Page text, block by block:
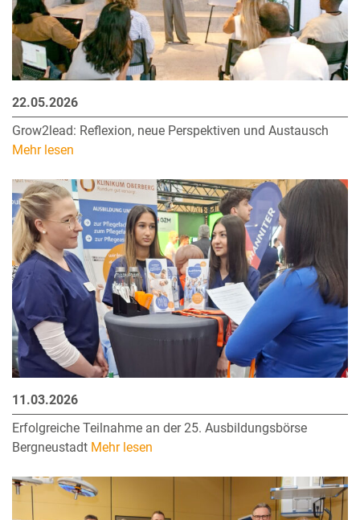
22.05.2026
Grow2lead: Reflexion, neue Perspektiven und Austausch
Mehr lesen
11.03.2026
Erfolgreiche Teilnahme an der 25. Ausbildungsbörse
Bergneustadt Mehr lesen